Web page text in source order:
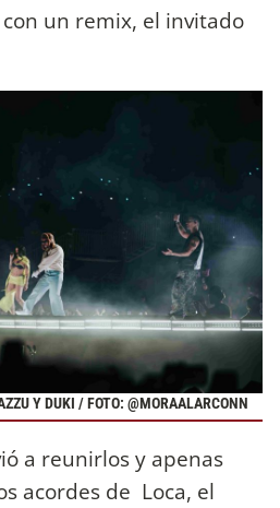
un remix, el invitado
Y DUKI / FOTO: @MORAALARCONN
a reunirlos y apenas
acordes de Loca, el